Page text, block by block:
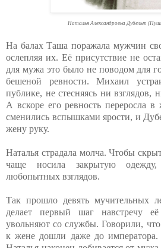
Наталья Александровна Дубельт
На балах Таша поражала мужчин
ослепляя их. Её присутствие не
для мужа это было не поводом для
бешеной ревности. Михаил
публике, не стесняясь ни
А вскоре его ревность переросла
сменились вспышками ярости, и
жену руку.
Наталья страдала молча. Чтобы
чаще носила закрытую
любопытных взглядов.
Так прошло девять мучительных
делает первый шаг навстречу
увольняют со службы. Говорили,
к жене дошли даже до